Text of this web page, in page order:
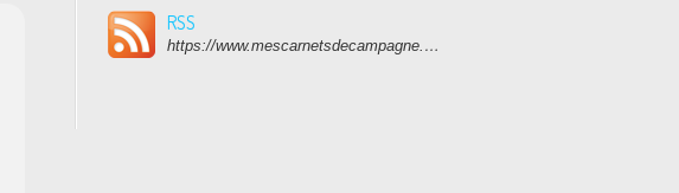
RSS
https://www.mescarnetsdecampagne.com/rss